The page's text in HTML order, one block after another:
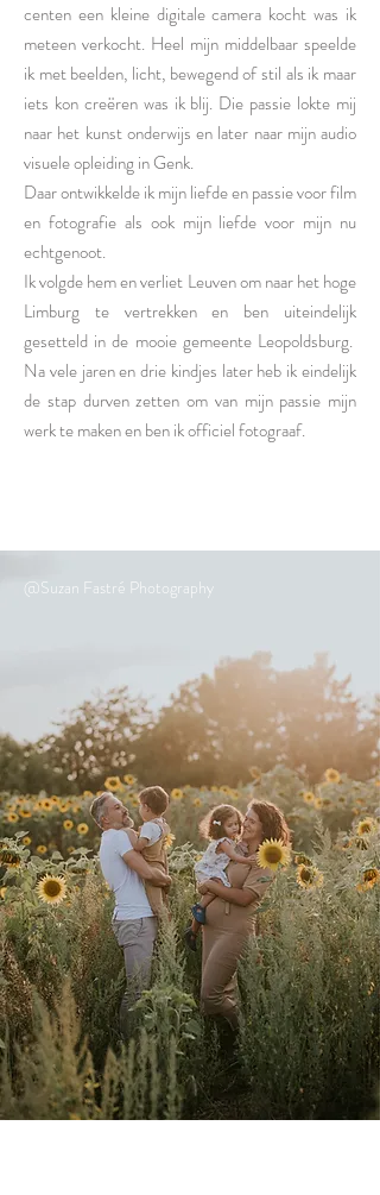
centen een kleine digitale camera kocht was ik
meteen verkocht. Heel mijn middelbaar speelde
ik met beelden, licht, bewegend of stil als ik maar
iets kon creëren was ik blij. Die passie lokte mij
naar het kunst onderwijs en later naar mijn audio
visuele opleiding in Genk.
Daar ontwikkelde ik mijn liefde en passie voor film
en fotografie als ook mijn liefde voor mijn nu
echtgenoot.
Ik volgde hem en verliet Leuven om naar het hoge
Limburg te vertrekken en ben uiteindelijk
gesetteld in de mooie gemeente Leopoldsburg.
Na vele jaren en drie kindjes later heb ik eindelijk
de stap durven zetten om van mijn passie mijn
werk te maken en ben ik officiel fotograaf.
@Suzan Fastré Photography